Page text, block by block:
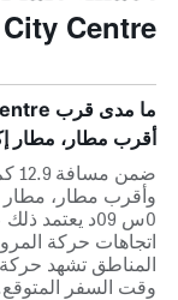
Centre
أقرب مطار، مطار
وأقرب مطار، مطار
0س 09د
اتجاهات حركة
المناطق تشهد
وقت السفر